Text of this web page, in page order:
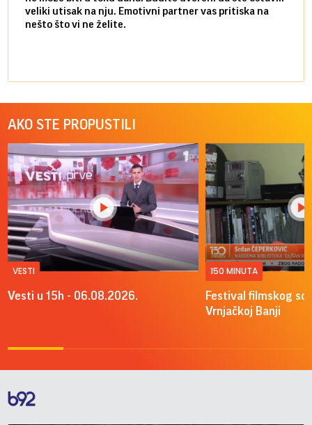
veliki utisak na nju. Emotivni partner vas pritiska na
nešto što vi ne želite.
AKO STE PROPUSTILI
VESTI
Vesti u 15h - 06.08.2026.
150 MINUTA
Festival filmskog
Vrnjačkoj Banji